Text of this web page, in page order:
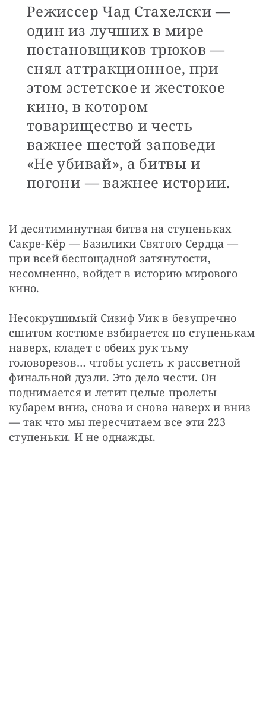
Режиссер Чад Стахелски —
один из лучших в мире
постановщиков трюков —
снял аттракционное, при
этом эстетское и жестокое
кино, в котором
товарищество и честь
важнее шестой заповеди
«Не убивай», а битвы и
погони — важнее истории.
И десятиминутная битва на ступеньках
Сакре-Кёр — Базилики Святого Сердца —
при всей беспощадной затянутости,
несомненно, войдет в историю мирового
кино.
Несокрушимый Сизиф Уик в безупречно
сшитом костюме взбирается по ступенькам
наверх, кладет с обеих рук тьму
головорезов… чтобы успеть к рассветной
финальной дуэли. Это дело чести. Он
поднимается и летит целые пролеты
кубарем вниз, снова и снова наверх и вниз
— так что мы пересчитаем все эти 223
ступеньки. И не однажды.